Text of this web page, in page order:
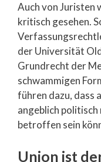
Auch von Juristen
kritisch gesehen.
der Universität
Grundrecht der
schwammigen
führen dazu, dass
angeblich
betroffen sein
Union ist